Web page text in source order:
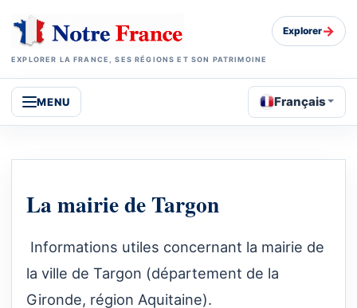
EXPLORER LA FRANCE, SES RÉGIONS ET SON PATRIMOINE
Explorer→
MENU Français
La mairie de Targon
Informations utiles concernant la mairie de
la ville de Targon (département de la
Gironde, région Aquitaine).